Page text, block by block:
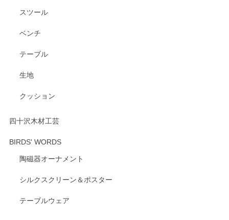
スツール
ベンチ
テーブル
生地
クッション
四十沢木材工芸
BIRDS' WORDS
陶磁器オーナメント
シルクスクリーン＆ポスター
テーブルウェア